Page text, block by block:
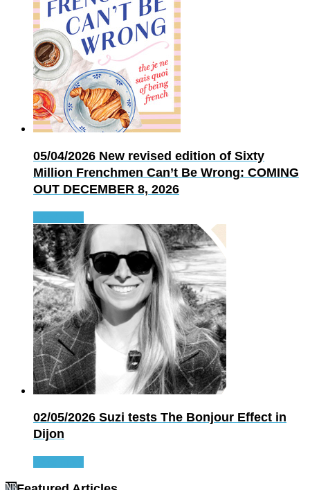
05/04/2026 New revised edition of Sixty
Million Frenchmen Can’t Be Wrong: COMING
OUT DECEMBER 8, 2026
02/05/2026 Suzi tests The Bonjour Effect in
Dijon